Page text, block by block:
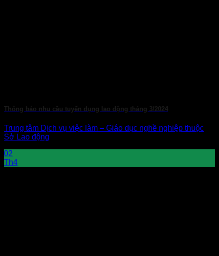
Thông báo nhu cầu tuyển dụng lao động tháng 3/2024
Trung tâm Dịch vụ việc làm – Giáo dục nghề nghiệp thuộc
Sở Lao động
02
Th4